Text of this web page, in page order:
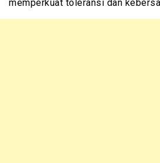
memperkuat toleransi dan